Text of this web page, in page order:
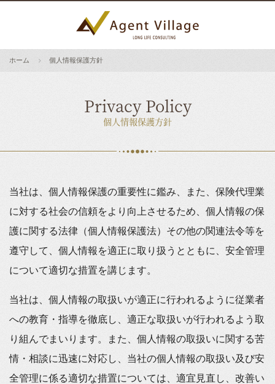
ホーム 個人情報保護方針
Privacy Policy
個人情報保護方針
当社は、個人情報保護の重要性に鑑み、また、保険代理業
に対する社会の信頼をより向上させるため、個人情報の保
護に関する法律（個人情報保護法）その他の関連法令等を
遵守して、個人情報を適正に取り扱うとともに、安全管理
について適切な措置を講じます。
当社は、個人情報の取扱いが適正に行われるように従業者
への教育・指導を徹底し、適正な取扱いが行われるよう取
り組んでまいります。また、個人情報の取扱いに関する苦
情・相談に迅速に対応し、当社の個人情報の取扱い及び安
全管理に係る適切な措置については、適宜見直し、改善い